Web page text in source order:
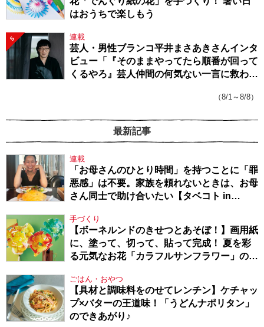
はおうちで楽しもう
5 連載
芸人・男性ブランコ平井まさあきさんインタ
ビュー「『そのままやってたら順番が回って
くるやろ』芸人仲間の何気ない一言に救われ
（8/1～8/8）
最新記事
連載
「お母さんのひとり時間」を持つことに「罪
悪感」は不要。家族を頼れないときは、お母
さん同士で助け合いたい【タベコト in
手づくり
【ボーネルンドのきせつとあそぼ！】画用紙
に、塗って、切って、貼って完成！ 夏を彩
る元気なお花「カラフルサンフラワー」の作
ごはん・おやつ
【具材と調味料をのせてレンチン】ケチャッ
プ×バターの王道味！「うどんナポリタン」
のできあがり♪